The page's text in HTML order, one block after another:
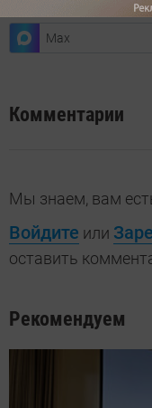
Max
Комментарии
Мы знаем, вам
Войдите или
оставить
Рекомендуем